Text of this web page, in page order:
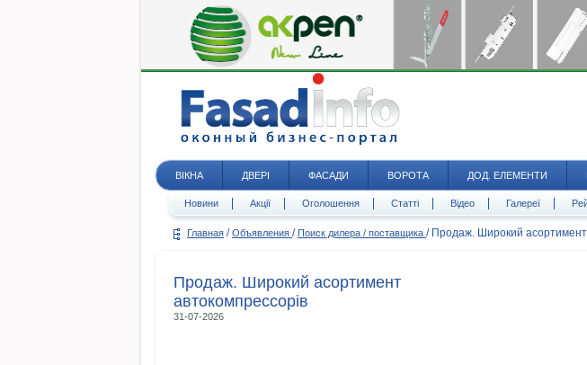
ВІКНА ДВЕРІ ФАСАДИ ВОРОТА ДОД. ЕЛЕМЕНТИ
Новини Акції Оголошення Статті Відео Галереї
Главная / Объявления / Поиск дилера / поставщика / Продаж. Широкий асортимент
Продаж. Широкий асортимент
автокомпрессорів
31-07-2026